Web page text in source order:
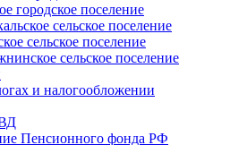
городское поселение
сельское поселение
сельское поселение
сельское поселение
и налогообложении
Пенсионного фонда РФ